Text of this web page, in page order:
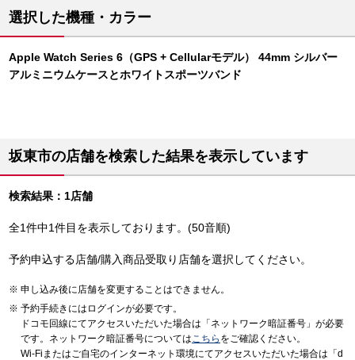
選択した機種・カラー
Apple Watch Series 6（GPS + Cellularモデル） 44mm シルバー
アルミニウムケースとホワイトスポーツバンド
坂東市の店舗を検索した結果を表示しています
検索結果：1店舗
全1件中1件目を表示しております。(50音順)
予約申込する店舗/購入商品受取り店舗を選択してください。
申し込み後に店舗を変更することはできません。
予約手続きにはログインが必要です。
ドコモ回線にてアクセスいただいた場合は「ネットワーク暗証番号」が必要
です。ネットワーク暗証番号についてはこちら をご確認ください。
Wi-Fiまたはご自宅のインターネット環境にてアクセスいただいた場合は「d